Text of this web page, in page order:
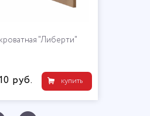
"Либерти"
купить
руб.